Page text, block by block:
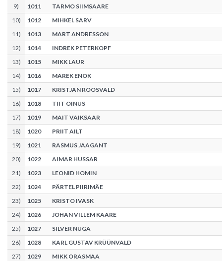
9) 1011
TARMO SIIMSAARE
10) 1012
MIHKEL SARV
11) 1013
MART ANDRESSON
12) 1014
INDREK PETERKOPF
13) 1015
MIKK LAUR
14) 1016
MAREK ENOK
15) 1017
KRISTJAN ROOSVALD
16) 1018
TIIT OINUS
17) 1019
MAIT VAIKSAAR
18) 1020
PRIIT AILT
19) 1021
RASMUS JAAGANT
20) 1022
AIMAR HUSSAR
21) 1023
LEONID HOMIN
22) 1024
PÄRTEL PIIRIMÄE
23) 1025
KRISTO IVASK
24) 1026
JOHAN VILLEM KAARE
25) 1027
SILVER NUGA
26) 1028
KARL GUSTAV KRÜÜNVALD
27) 1029
MIKK ORASMAA